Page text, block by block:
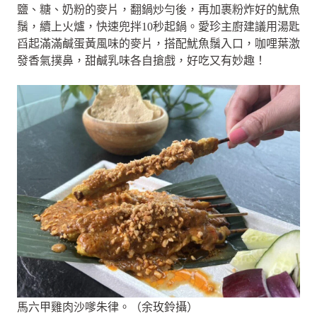
鹽、糖、奶粉的麥片，翻鍋炒勻後，再加裹粉炸好的魷魚
鬚，續上火爐，快速兜拌10秒起鍋。愛珍主廚建議用湯匙
舀起滿滿鹹蛋黃風味的麥片，搭配魷魚鬚入口，咖哩葉激
發香氣撲鼻，甜鹹乳味各自搶戲，好吃又有妙趣！
馬六甲雞肉沙嗲朱律。（余玫鈴攝）